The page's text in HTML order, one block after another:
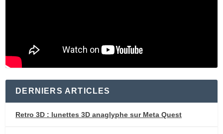
DERNIERS ARTICLES
Retro 3D : lunettes 3D anaglyphe sur Meta Quest